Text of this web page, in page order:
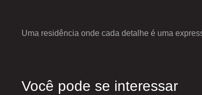
Uma residência onde cada detalhe é uma
Você pode se interessar